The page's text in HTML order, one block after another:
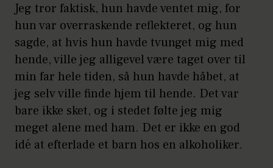
Jeg tror faktisk, hun havde ventet mig, for
hun var overraskende reflekteret, og hun
sagde, at hvis hun havde tvunget mig med
hende, ville jeg alligevel være taget over til
min far hele tiden, så hun havde håbet, at
jeg selv ville finde hjem til hende. Det var
bare ikke sket, og i stedet følte jeg mig
meget alene med ham. Det er ikke en god
idé at efterlade et barn hos en alkoholiker.